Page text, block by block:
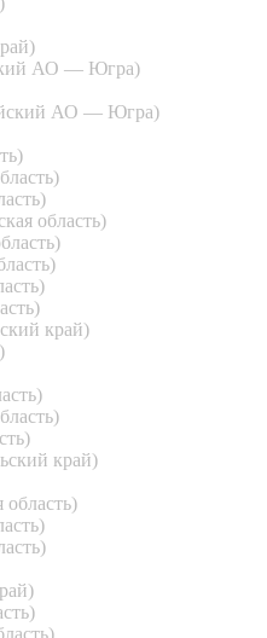
АО — Югра)
АО — Югра)
область)
край)
край)
область)